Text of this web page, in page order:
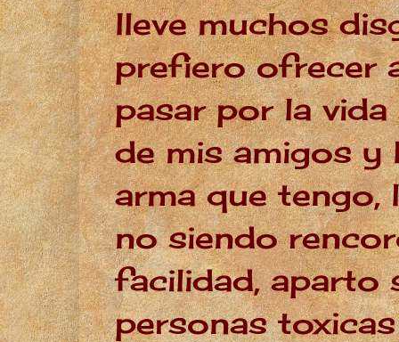
lleve muchos
prefiero ofrecer
pasar por la
de mis amigos
arma que tengo,
no siendo
facilidad, aparto
personas